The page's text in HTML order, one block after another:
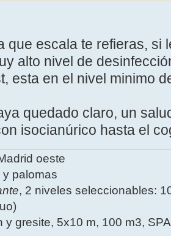
que escala te refieras, si
alto nivel de
esta en el nivel minimo
quedado claro, un
isocianúrico hasta el
oeste
y palomas
, 2 niveles seleccionables:
y gresite, 5x10 m, 100 m3,